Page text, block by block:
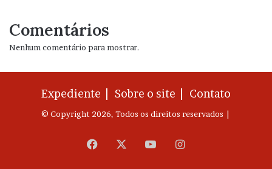
Comentários
Nenhum comentário para mostrar.
Expediente | Sobre o site | Contato
© Copyright 2026, Todos os direitos reservados |
Facebook YouTubeInstagram